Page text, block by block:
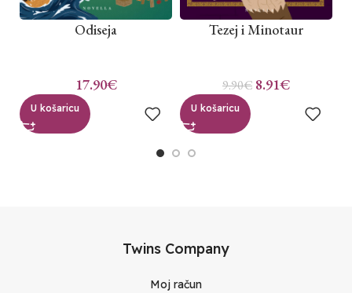
Odiseja
17.90€
U košaricu
Tezej i Minotaur
9.90€ 8.91€
U košaricu
Twins Company
Moj račun